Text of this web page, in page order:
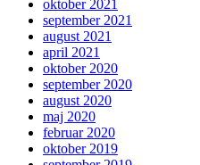
oktober 2021
september 2021
august 2021
april 2021
oktober 2020
september 2020
august 2020
maj 2020
februar 2020
oktober 2019